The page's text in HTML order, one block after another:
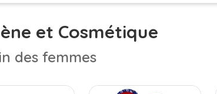
et Cosmétique
des femmes